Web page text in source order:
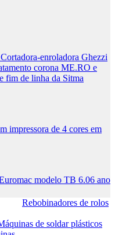
enroladora Ghezzi
corona ME.RO e
fim de linha da Sitma
impressora de 4 cores em
modelo TB 6.06 ano
Rebobinadores de rolos
de soldar plásticos